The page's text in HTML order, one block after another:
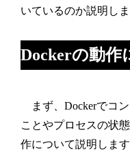
いているのか説明しま
Dockerの動作
まず、Dockerでコ
ことやプロセスの状
作について説明します